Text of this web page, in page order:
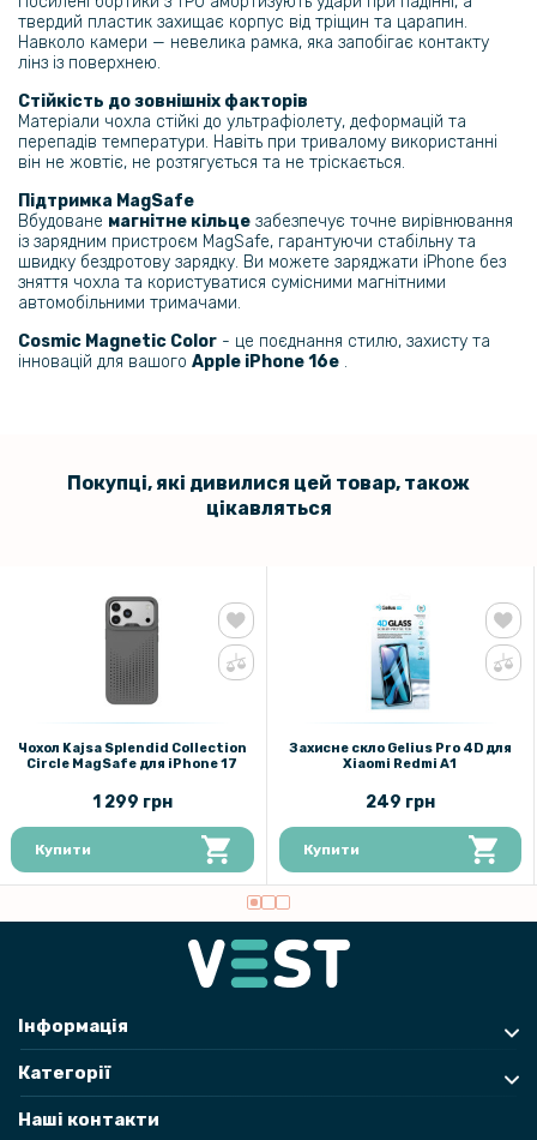
твердий пластик захищає корпус від тріщин та царапин.
Навколо камери — невелика рамка, яка запобігає контакту
лінз із поверхнею.
Стійкість до зовнішніх факторів
Матеріали чохла стійкі до ультрафіолету, деформацій та
перепадів температури. Навіть при тривалому використанні
він не жовтіє, не розтягується та не тріскається.
Підтримка MagSafe
Вбудоване магнітне кільце забезпечує точне вирівнювання
із зарядним пристроєм MagSafe, гарантуючи стабільну та
швидку бездротову зарядку. Ви можете заряджати iPhone без
зняття чохла та користуватися сумісними магнітними
автомобільними тримачами.
Cosmic Magnetic Color - це поєднання стилю, захисту та
інновацій для вашого Apple iPhone 16e .
Покупці, які дивилися цей товар, також
цікавляться
Чохол Kajsa Splendid Collection
Circle MagSafe для iPhone 17
1 299 грн
Купити
Захисне скло Gelius Pro 4D для
Xiaomi Redmi A1
249 грн
Купити
Інформація
Категорії
Наші контакти